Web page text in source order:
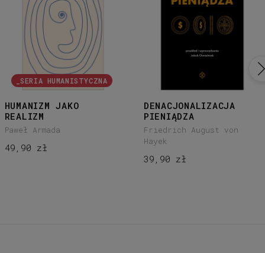
_SERIA HUMANISTYCZNA
HUMANIZM JAKO
REALIZM
Paweł Armada
49,90 zł
DENACJONALIZACJA
PIENIĄDZA
Friedrich August von
Hayek
39,90 zł